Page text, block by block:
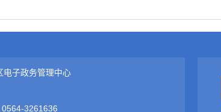
电子政务管理中心
0564-3261636